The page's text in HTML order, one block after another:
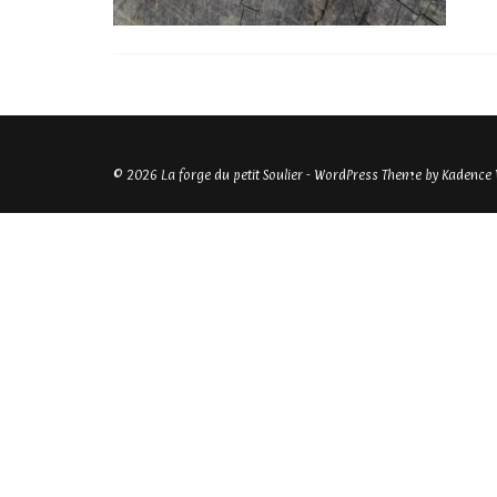
© 2026 La forge du petit Soulier - WordPress Theme by Kadence